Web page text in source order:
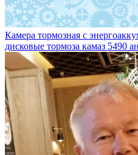
Камера тормозная с
дисковые тормоза камаз 5490